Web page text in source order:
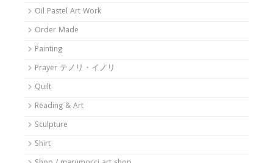
Oil Pastel Art Work
Order Made
Painting
Prayer テノリ・イノリ
Quilt
Reading & Art
Sculpture
Shirt